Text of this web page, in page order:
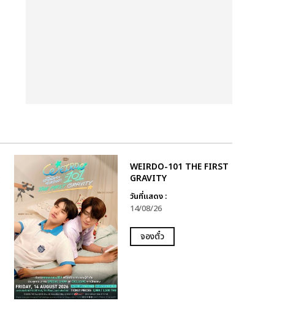
WEIRDO-101 THE FIRST
GRAVITY
วันที่แสดง :
14/08/26
จองตั๋ว